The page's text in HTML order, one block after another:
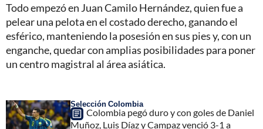
Todo empezó en Juan Camilo Hernández, quien fue a
pelear una pelota en el costado derecho, ganando el
esférico, manteniendo la posesión en sus pies y, con un
enganche, quedar con amplias posibilidades para poner
un centro magistral al área asiática.
Selección Colombia
Colombia pegó duro y con goles de Daniel
Muñoz, Luis Díaz y Campaz venció 3-1 a